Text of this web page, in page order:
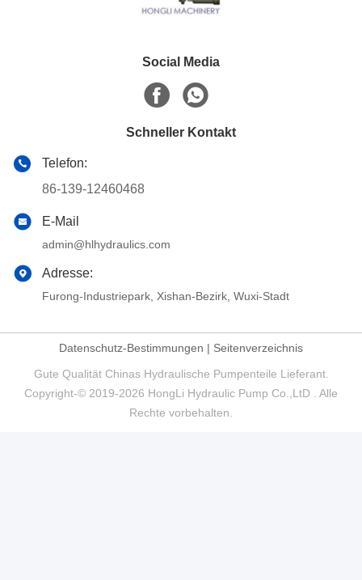
Social Media
Schneller Kontakt
Telefon:
86-139-12460468
E-Mail
admin@hlhydraulics.com
Adresse:
Furong-Industriepark, Xishan-Bezirk, Wuxi-Stadt
Datenschutz-Bestimmungen | Seitenverzeichnis
Gute Qualität Chinas Hydraulische Pumpenteile Lieferant.
Copyright-© 2019-2026 HongLi Hydraulic Pump Co.,LtD . Alle
Rechte vorbehalten.